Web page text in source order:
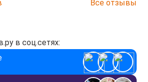
Все отзывы
в соц.сетях: